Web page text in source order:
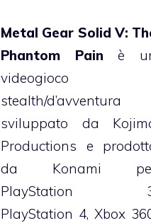
Metal Gear Solid V:
Phantom Pain è
videogioco
stealth/d’avventura
sviluppato da
Productions e
da Konami
PlayStation
PlayStation 4, Xbox